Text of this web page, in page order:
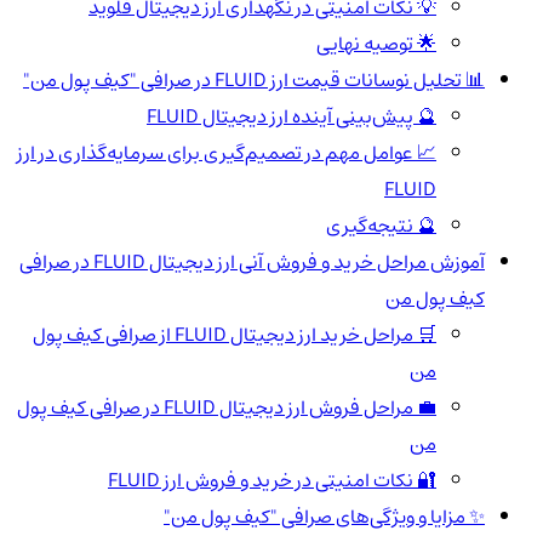
💡 نکات امنیتی در نگهداری ارز دیجیتال فلوید
🌟 توصیه نهایی
📊 تحلیل نوسانات قیمت ارز FLUID در صرافی "کیف پول من"
🔮 پیش‌بینی آینده ارز دیجیتال FLUID
📈 عوامل مهم در تصمیم‌گیری برای سرمایه‌گذاری در ارز
FLUID
🔮 نتیجه‌گیری
آموزش مراحل خرید و فروش آنی ارز دیجیتال FLUID در صرافی
کیف پول من
🛒 مراحل خرید ارز دیجیتال FLUID از صرافی کیف پول
من
💼 مراحل فروش ارز دیجیتال FLUID در صرافی کیف پول
من
🔐 نکات امنیتی در خرید و فروش ارز FLUID
✨ مزایا و ویژگی‌های صرافی "کیف پول من"